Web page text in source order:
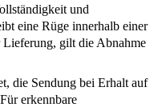
und
eine Rüge innerhalb einer
Lieferung, gilt die Abnahme
die Sendung bei Erhalt auf
erkennbare